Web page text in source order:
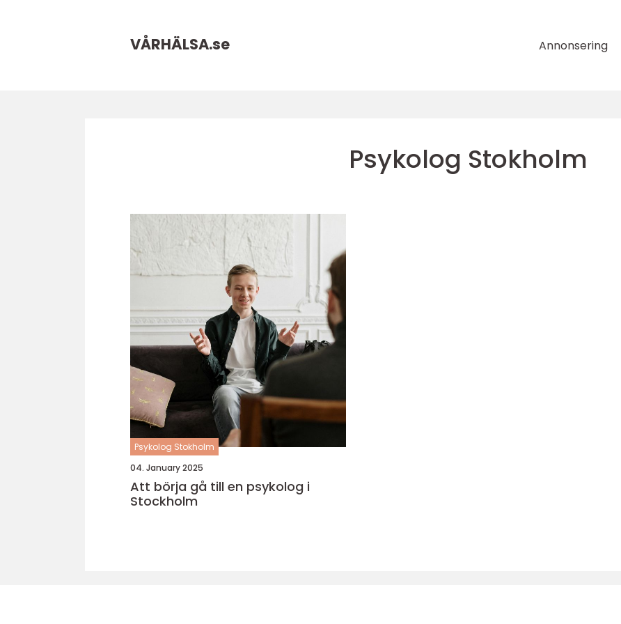
VÅRHÄLSA.se Annonsering
Psykolog Stokholm
Psykolog Stokholm
04. January 2025
Att börja gå till en psykolog i
Stockholm